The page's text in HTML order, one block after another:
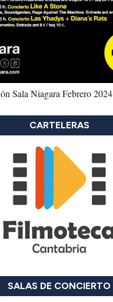
Sala Niagara Febrero 2024
CARTELERAS
SALAS DE CONCIERTO